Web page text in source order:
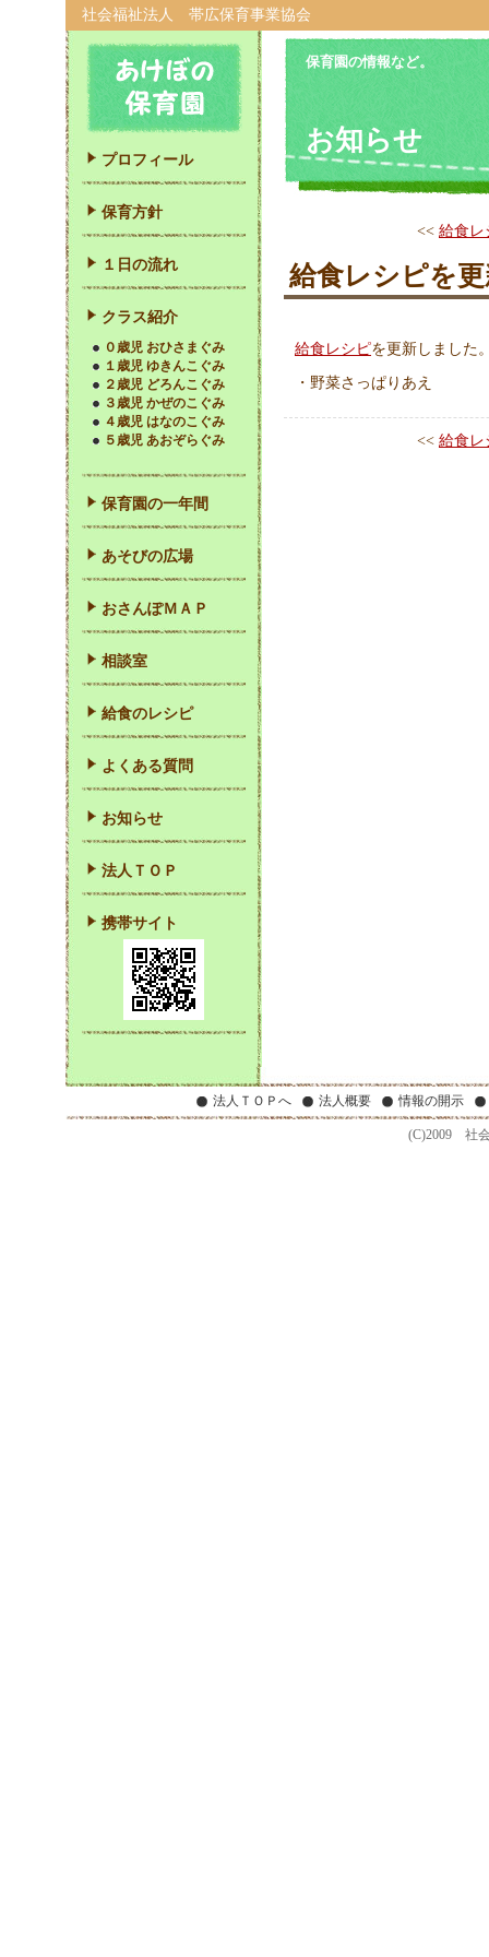
社会福祉法人 帯広保育事業協会
保育園の情報など。
お知らせ
<< 給食レ
給食レシピを
給食レシピを更新しました
・野菜さっぱりあえ
<< 給食レ
プロフィール
保育方針
１日の流れ
クラス紹介
０歳児 おひさまぐみ
１歳児 ゆきんこぐみ
２歳児 どろんこぐみ
３歳児 かぜのこぐみ
４歳児 はなのこぐみ
５歳児 あおぞらぐみ
保育園の一年間
あそびの広場
おさんぽＭＡＰ
相談室
給食のレシピ
よくある質問
お知らせ
法人ＴＯＰ
携帯サイト
情報の開示
法人概要
法人ＴＯＰへ
(C)2009 社